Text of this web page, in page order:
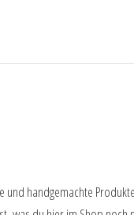
und handgemachte